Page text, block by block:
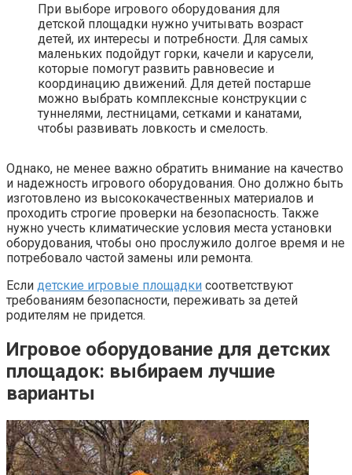
При выборе игрового оборудования для
детской площадки нужно учитывать возраст
детей, их интересы и потребности. Для самых
маленьких подойдут горки, качели и карусели,
которые помогут развить равновесие и
координацию движений. Для детей постарше
можно выбрать комплексные конструкции с
туннелями, лестницами, сетками и канатами,
чтобы развивать ловкость и смелость.
Однако, не менее важно обратить внимание на качество
и надежность игрового оборудования. Оно должно быть
изготовлено из высококачественных материалов и
проходить строгие проверки на безопасность. Также
нужно учесть климатические условия места установки
оборудования, чтобы оно прослужило долгое время и не
потребовало частой замены или ремонта.
Если детские игровые площадки соответствуют
требованиям безопасности, переживать за детей
родителям не придется.
Игровое оборудование для детских
площадок: выбираем лучшие
варианты